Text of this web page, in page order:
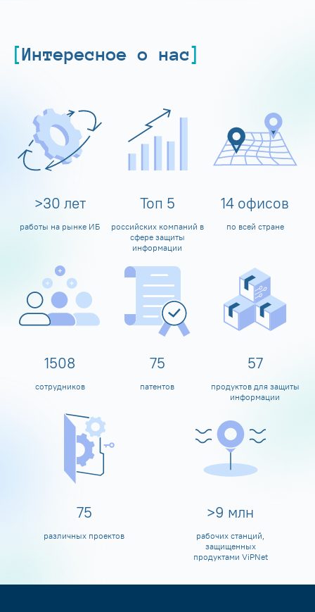
Интересное о нас
>30 лет
работы на рынке ИБ
Топ 5
российских компаний в
сфере защиты
информации
14 офисов
по всей стране
1600
сотрудников
80
патентов
60
продуктов для защиты
информации
80
различных проектов
>10 млн
рабочих станций,
защищенных
продуктами ViPNet